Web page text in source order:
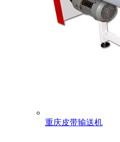
重庆皮带输送机